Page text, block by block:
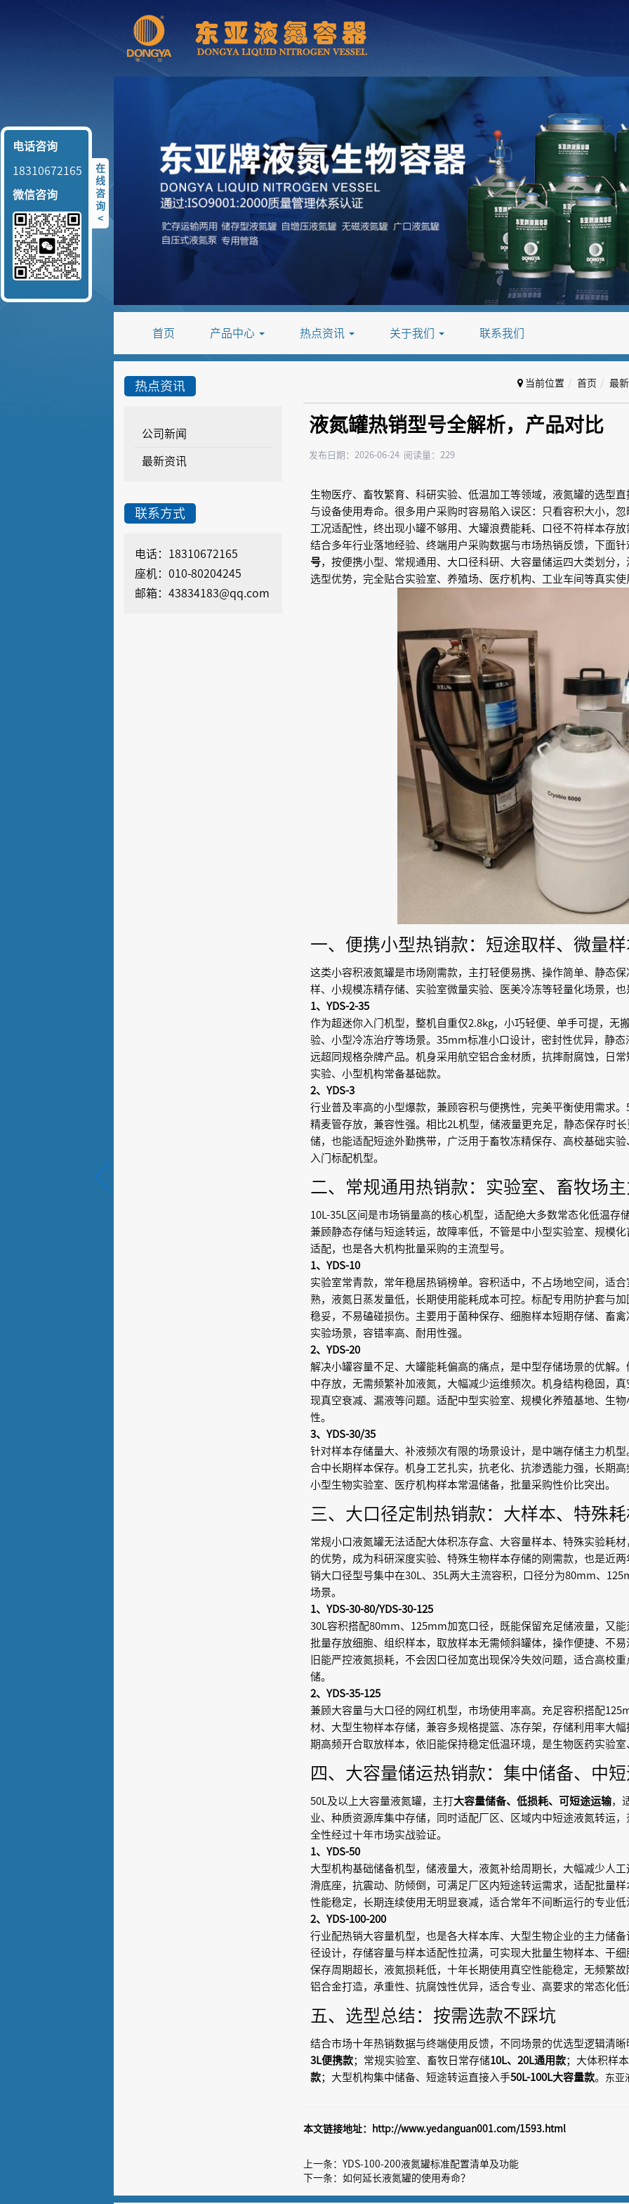
首页 产品中心 热点资讯 关于我们 联系我们
热点资讯
公司新闻
最新资讯
联系方式
电话：18310672165
座机：010-80204245
邮箱：43834183@qq.com
当前位置 首页 最
液氮罐热销型号全解析，产品对比
发布日期：2026-06-24 阅读量：229
生物医疗、畜牧繁育、科研实验、低温加工等领域，液氮罐的选型
与设备使用寿命。很多用户采购时容易陷入误区：只看容积大小，
工况适配性，终出现小罐不够用、大罐浪费能耗、口径不符样本存
结合多年行业落地经验、终端用户采购数据与市场热销反馈，下面针
号，按便携小型、常规通用、大口径科研、大容量储运四大类划分
选型优势，完全贴合实验室、养殖场、医疗机构、工业车间等真实
一、便携小型热销款：短途取样、微量
这类小容积液氮罐是市场刚需款，主打轻便易携、操作简单、静态
样、小规模冻精存储、实验室微量实验、医美冷冻等轻量化场景，
1、YDS-2-35
作为超迷你入门机型，整机自重仅2.8kg，小巧轻便、单手可提，无
验、小型冷冻治疗等场景。35mm标准小口设计，密封性优异，静
远超同规格杂牌产品。机身采用航空铝合金材质，抗摔耐腐蚀，日
实验、小型机构常备基础款。
2、YDS-3
行业普及率高的小型爆款，兼顾容积与便携性，完美平衡使用需求
精麦管存放，兼容性强。相比2L机型，储液量更充足，静态保存时
储，也能适配短途外勤携带，广泛用于畜牧冻精保存、高校基础实
入门标配机型。
二、常规通用热销款：实验室、畜牧场
10L-35L区间是市场销量高的核心机型，适配绝大多数常态化低温存
兼顾静态存储与短途转运，故障率低，不管是中小型实验室、规模
适配，也是各大机构批量采购的主流型号。
1、YDS-10
实验室常青款，常年稳居热销榜单。容积适中，不占场地空间，适
熟，液氮日蒸发量低，长期使用能耗成本可控。标配专用防护套与
稳妥，不易磕碰损伤。主要用于菌种保存、细胞样本短期存储、畜
实验场景，容错率高、耐用性强。
2、YDS-20
解决小罐容量不足、大罐能耗偏高的痛点，是中型存储场景的优解
中存放，无需频繁补加液氮，大幅减少运维频次。机身结构稳固，
现真空衰减、漏液等问题。适配中型实验室、规模化养殖基地、生
性。
3、YDS-30/35
针对样本存储量大、补液频次有限的场景设计，是中端存储主力机
合中长期样本保存。机身工艺扎实，抗老化、抗渗透能力强，长期
小型生物实验室、医疗机构样本常温储备，批量采购性价比突出。
三、大口径定制热销款：大样本、特殊
常规小口液氮罐无法适配大体积冻存盒、大容量样本、特殊实验耗
的优势，成为科研深度实验、特殊生物样本存储的刚需款，也是近
销大口径型号集中在30L、35L两大主流容积，口径分为80mm、
场景。
1、YDS-30-80/YDS-30-125
30L容积搭配80mm、125mm加宽口径，既能保留充足储液量，又
批量存放细胞、组织样本，取放样本无需倾斜罐体，操作便捷、不
旧能严控液氮损耗，不会因口径加宽出现保冷失效问题，适合高校
储。
2、YDS-35-125
兼顾大容量与大口径的网红机型，市场使用率高。充足容积搭配
材、大型生物样本存储，兼容多规格提篮、冻存架，存储利用率大
期高频开合取放样本，依旧能保持稳定低温环境，是生物医药实验
四、大容量储运热销款：集中储备、中
50L及以上大容量液氮罐，主打大容量储备、低损耗、可短途运输，
业、种质资源库集中存储，同时适配厂区、区域内中短途液氮转运
全性经过十年市场实战验证。
1、YDS-50
大型机构基础储备机型，储液量大，液氮补给周期长，大幅减少人
滑底座，抗震动、防倾倒，可满足厂区内短途转运需求，适配批量
性能稳定，长期连续使用无明显衰减，适合常年不间断运行的专业
2、YDS-100-200
行业配热销大容量机型，也是各大样本库、大型生物企业的主力储
径设计，存储容量与样本适配性拉满，可实现大批量生物样本、干
保存周期超长，液氮损耗低，十年长期使用真空性能稳定，无频繁
铝合金打造，承重性、抗腐蚀性优异，适合专业、高要求的常态化
五、选型总结：按需选款不踩坑
结合市场十年热销数据与终端使用反馈，不同场景的优选型逻辑清
3L便携款；常规实验室、畜牧日常存储10L、20L通用款；大体积样
款；大型机构集中储备、短途转运直接入手50L-100L大容量款。 东亚
本文链接地址： http://www.yedanguan001.com/1593.html
上一条： YDS-100-200液氮罐标准配置清单及功能
下一条： 如何延长液氮罐的使用寿命？
在
线
咨
询
<
电话咨询
18310672165
微信咨询